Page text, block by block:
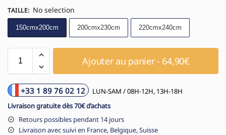
TAILLE: No selection
150cmx200cm 200cmx230cm 220cmx240cm
Ajouter au panier - 64,90€
+33 1 89 76 02 12
LUN-SAM / 08H-12H, 13H-18H
Livraison gratuite dès 70€ d’achats
Retours possibles pendant 14 jours
Livraison avec suivi en France, Belgique, Suisse